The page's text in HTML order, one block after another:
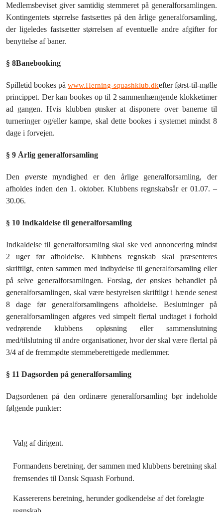
Medlemsbeviset giver samtidig stemmeret på generalforsamlingen.
Kontingentets størrelse fastsættes på den årlige generalforsamling,
der ligeledes fastsætter størrelsen af eventuelle andre afgifter for
benyttelse af baner.
§ 8Banebooking
Spilletid bookes på www.Herning-squashklub.dkefter først-til-mølle
princippet. Der kan bookes op til 2 sammenhængende klokketimer
ad gangen. Hvis klubben ønsker at disponere over banerne til
turneringer og/eller kampe, skal dette bookes i systemet mindst 8
dage i forvejen.
§ 9 Årlig generalforsamling
Den øverste myndighed er den årlige generalforsamling, der
afholdes inden den 1. oktober. Klubbens regnskabsår er 01.07. –
30.06.
§ 10 Indkaldelse til generalforsamling
Indkaldelse til generalforsamling skal ske ved annoncering mindst
2 uger før afholdelse. Klubbens regnskab skal præsenteres
skriftligt, enten sammen med indbydelse til generalforsamling eller
på selve generalforsamlingen. Forslag, der ønskes behandlet på
generalforsamlingen, skal være bestyrelsen skriftligt i hænde senest
8 dage før generalforsamlingens afholdelse. Beslutninger på
generalforsamlingen afgøres ved simpelt flertal undtaget i forhold
vedrørende klubbens opløsning eller sammenslutning
med/tilslutning til andre organisationer, hvor der skal være flertal på
3/4 af de fremmødte stemmeberettigede medlemmer.
§ 11 Dagsorden på generalforsamling
Dagsordenen på den ordinære generalforsamling bør indeholde
følgende punkter:
Valg af dirigent.
Formandens beretning, der sammen med klubbens beretning skal
fremsendes til Dansk Squash Forbund.
Kassererens beretning, herunder godkendelse af det forelagte